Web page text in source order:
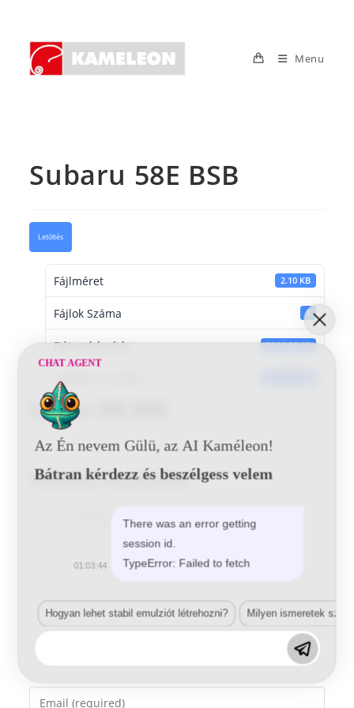
content
Menu
Subaru 58E BSB
Letöltés
Fájlméret 2.10 KB
Fájlok Száma 1
Dátumkészítés 2016-06-20
Utoljára frissített
Subaru 58E BSB
Vélemény, hozzászólás?
your
name
Enter
CHAT AGENT
Az Én nevem Gülü, az AI Kaméleon!
Bátran kérdezz és beszélgess velem
There was an error getting
session id.
TypeError: Failed to fetch
01:03:44
Hogyan lehet stabil emulziót létrehozni? Milyen ismeretek